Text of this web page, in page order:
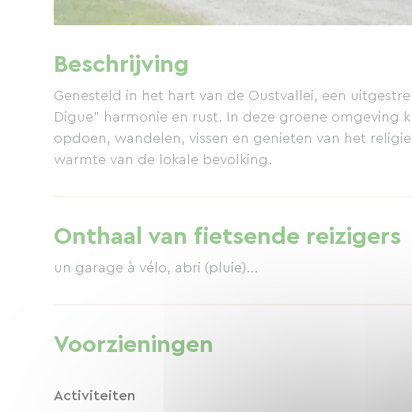
Beschrijving
Genesteld in het hart van de Oustvallei, een
Digue" harmonie en rust. In deze groene omgeving
opdoen, wandelen, vissen en genieten van het
warmte van de lokale bevolking.
Onthaal van fietsende reizigers
un garage à vélo, abri (pluie)...
Voorzieningen
Activiteiten